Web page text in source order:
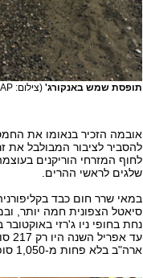
תופסת שמש באנקורג' (צילום: AP)
אובמה הזכיר בנאומו את
להסביר לציבור המבולבל את
לחוף המזרחי הוריקנים
שלגים לראשי ההרים.
במאי שרר חום כבד
סיאטל הצפונית חמה יותר,
ארה"ב בלא פחות מ-1,050 סופות טורנדו.